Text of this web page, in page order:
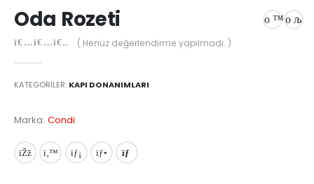
Oda Rozeti
( Henüz değerlendirme yapılmadı. )
KATEGORILER: KAPI DONANIMLARI
Marka: Condi